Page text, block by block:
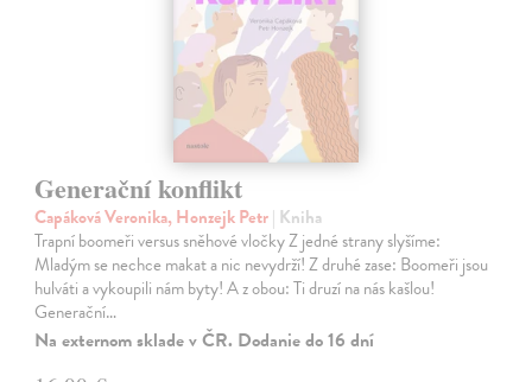
Generační konflikt
Capáková Veronika, Honzejk Petr| Kniha
Trapní boomeři versus sněhové vločky Z jedné strany slyšíme:
Mladým se nechce makat a nic nevydrží! Z druhé zase: Boomeři jsou
hulváti a vykoupili nám byty! A z obou: Ti druzí na nás kašlou!
Generační…
Na externom sklade v ČR. Dodanie do 16 dní